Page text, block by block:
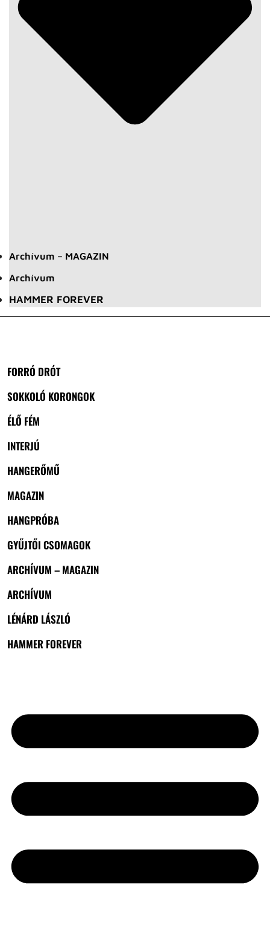
Archívum – MAGAZIN
Archívum
HAMMER FOREVER
FORRÓ DRÓT
SOKKOLÓ KORONGOK
ÉLŐ FÉM
INTERJÚ
HANGERŐMŰ
MAGAZIN
HANGPRÓBA
GYŰJTŐI CSOMAGOK
ARCHÍVUM – MAGAZIN
ARCHÍVUM
LÉNÁRD LÁSZLÓ
HAMMER FOREVER